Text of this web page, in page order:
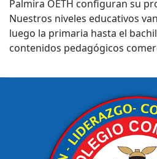
Palmira OETH configuran su
Nuestros niveles educativos
luego la primaria hasta el
contenidos pedagógicos